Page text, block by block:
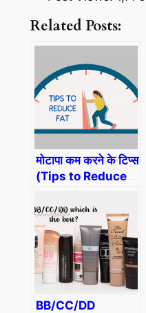
Related Posts:
मोटापा कम करने के टिप्स
(Tips to Reduce
BB/CC/DD